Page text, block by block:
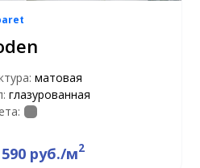
матовая
глазурованная
руб./м2